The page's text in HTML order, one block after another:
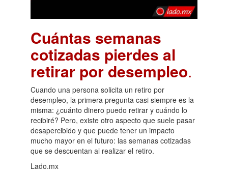
Cuántas semanas
cotizadas pierdes al
retirar por desempleo.
Cuando una persona solicita un retiro por
desempleo, la primera pregunta casi siempre es la
misma: ¿cuánto dinero puedo retirar y cuándo lo
recibiré? Pero, existe otro aspecto que suele pasar
desapercibido y que puede tener un impacto
mucho mayor en el futuro: las semanas cotizadas
que se descuentan al realizar el retiro.
Lado.mx